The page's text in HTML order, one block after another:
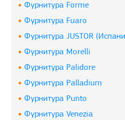
Фурнитура Forme
Фурнитура Fuaro
Фурнитура JUSTOR
Фурнитура Morelli
Фурнитура Palidore
Фурнитура Palladium
Фурнитура Punto
Фурнитура Venezia